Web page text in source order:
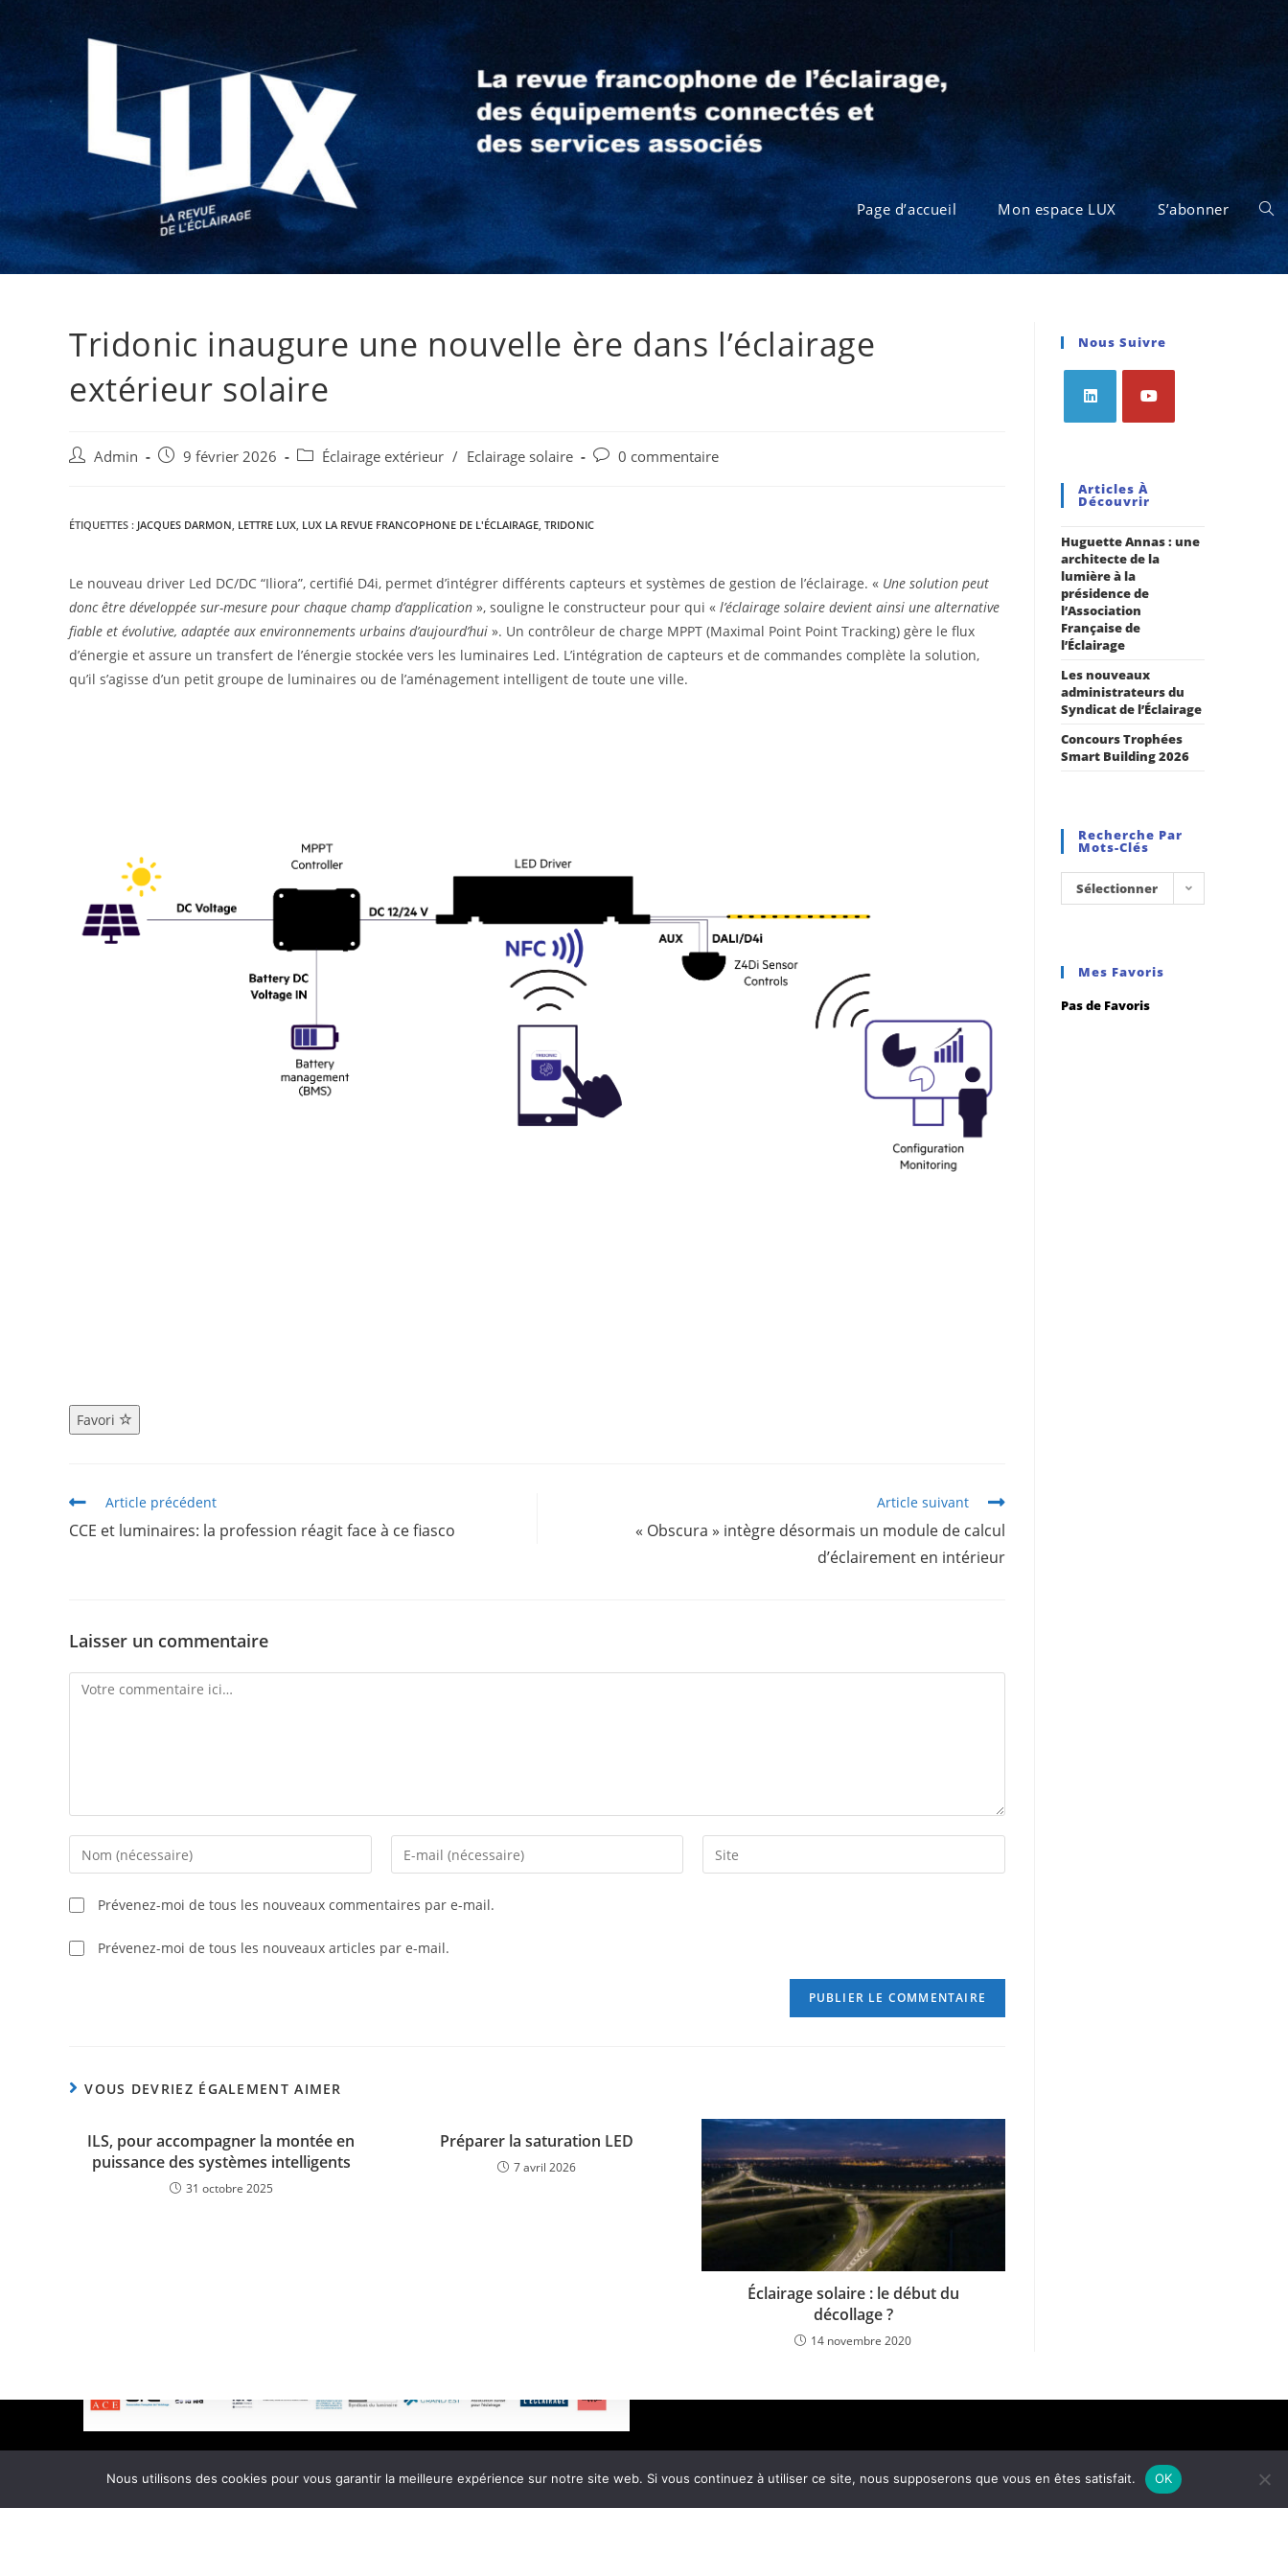
Page d’accueil Mon espace LUX S’abonner
Tridonic inaugure une nouvelle ère dans l’éclairage
extérieur solaire
Admin 9 février 2026 Éclairage extérieur / Eclairage solaire 0 commentaire
ÉTIQUETTES : JACQUES DARMON, LETTRE LUX, LUX LA REVUE FRANCOPHONE DE L'ÉCLAIRAGE, TRIDONIC
Le nouveau driver Led DC/DC “Iliora”, certifié D4i, permet d’intégrer différents capteurs et systèmes de gestion de l’éclairage. « Une solution peut
donc être développée sur-mesure pour chaque champ d’application », souligne le constructeur pour qui « l’éclairage solaire devient ainsi une alternative
fiable et évolutive, adaptée aux environnements urbains d’aujourd’hui ». Un contrôleur de charge MPPT (Maximal Point Point Tracking) gère le flux
d’énergie et assure un transfert de l’énergie stockée vers les luminaires Led. L’intégration de capteurs et de commandes complète la solution,
qu’il s’agisse d’un petit groupe de luminaires ou de l’aménagement intelligent de toute une ville.
Favori
Article précédent
CCE et luminaires: la profession réagit face à ce fiasco
Article suivant
« Obscura » intègre désormais un module de calcul
d’éclairement en intérieur
Laisser un commentaire
Prévenez-moi de tous les nouveaux commentaires par e-mail.
Prévenez-moi de tous les nouveaux articles par e-mail.
VOUS DEVRIEZ ÉGALEMENT AIMER
ILS, pour accompagner la montée en
puissance des systèmes intelligents
31 octobre 2025
Préparer la saturation LED
7 avril 2026
Éclairage solaire : le début du
décollage ?
14 novembre 2020
Nous Suivre
Articles À
Découvrir
Huguette Annas : une
architecte de la
lumière à la
présidence de
l’Association
Française de
l’Éclairage
Les nouveaux
administrateurs du
Syndicat de l’Éclairage
Concours Trophées
Smart Building 2026
Recherche Par
Mots-Clés
Sélectionner
Mes Favoris
Pas de Favoris
Page d’accueil Contactez-nous Politique de confidentialité
Conditions générales de vente
© e-afeNous utilisons des cookies pour vous garantir la meilleure expérience sur notre site web. Si vous continuez à utiliser ce site, nous supposerons que vous en êtes satisfait. OK